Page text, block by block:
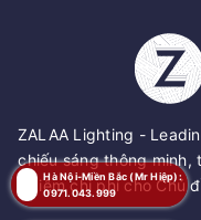
ZALAA Lighting -
chiếu sáng thông minh,
kiệm chi phí cho Chủ
Hà Nội-Miền Bắc (Mr Hiệp):
0971.043.999